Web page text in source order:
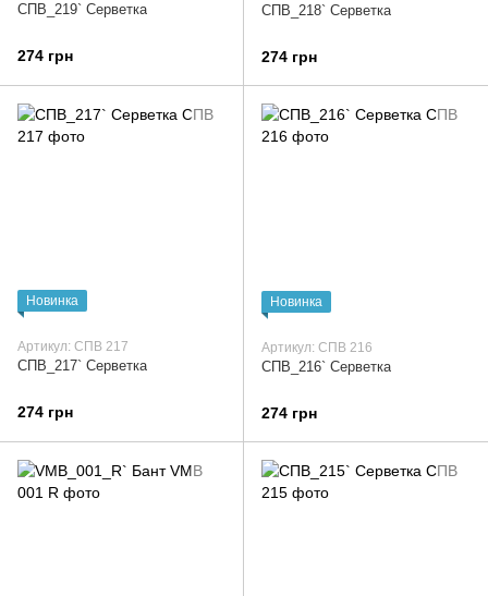
СПВ_219` Серветка
274 грн
СПВ_218` Серветка
274 грн
Новинка
Артикул: СПВ 217
СПВ_217` Серветка
274 грн
Новинка
Артикул: СПВ 216
СПВ_216` Серветка
274 грн